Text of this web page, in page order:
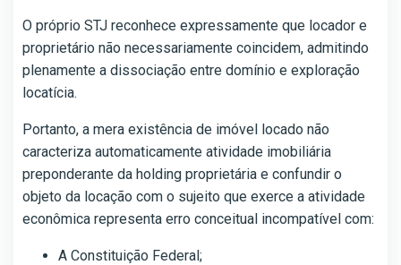
O próprio STJ reconhece expressamente que locador e
proprietário não necessariamente coincidem, admitindo
plenamente a dissociação entre domínio e exploração
locatícia.
Portanto, a mera existência de imóvel locado não
caracteriza automaticamente atividade imobiliária
preponderante da holding proprietária e confundir o
objeto da locação com o sujeito que exerce a atividade
econômica representa erro conceitual incompatível com:
A Constituição Federal;